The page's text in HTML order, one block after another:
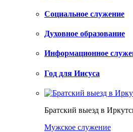
Социальное служение
Духовное образование
Информационное
Год для Иисуса
Братский выезд в
Мужское служение